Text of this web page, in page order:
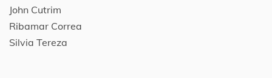
John Cutrim
Ribamar Correa
Silvia Tereza